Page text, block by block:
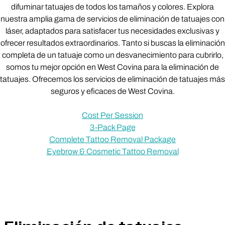
difuminar tatuajes de todos los tamaños y colores. Explora
nuestra amplia gama de servicios de eliminación de tatuajes con
láser, adaptados para satisfacer tus necesidades exclusivas y
ofrecer resultados extraordinarios. Tanto si buscas la eliminación
completa de un tatuaje como un desvanecimiento para cubrirlo,
somos tu mejor opción en West Covina para la eliminación de
tatuajes. Ofrecemos los servicios de eliminación de tatuajes más
seguros y eficaces de West Covina.
Cost Per Session
3-Pack Page
Complete Tattoo Removal Package
Eyebrow & Cosmetic Tattoo Removal